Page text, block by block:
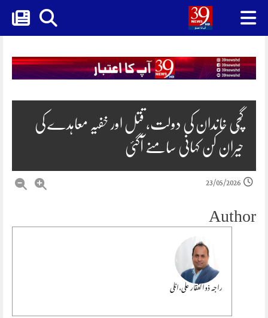
Skip
content
گُچی خاندان کی دولت، قتل اور خفیہ معاہدے کی
حیران کن کہانی سامنے آگئی
23/05/2026
Author
راجہ ذوالفقار علی،اٹلی